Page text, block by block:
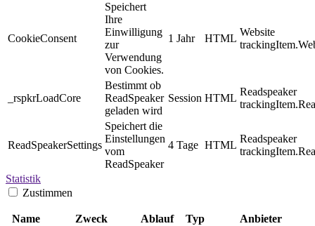
CookieConsent
Speichert
Ihre
Einwilligung
zur
Verwendung
von Cookies.
1 Jahr HTML
Website
_rspkrLoadCore
Bestimmt ob
ReadSpeaker
geladen wird
Session HTML
Readspeaker
ReadSpeakerSettings
Speichert die
Einstellungen
vom
ReadSpeaker
4 Tage HTML
Readspeaker
Statistik
Zustimmen
Name Zweck Ablauf Typ Anbieter